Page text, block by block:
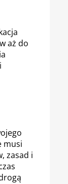
aż do
musi
zasad i